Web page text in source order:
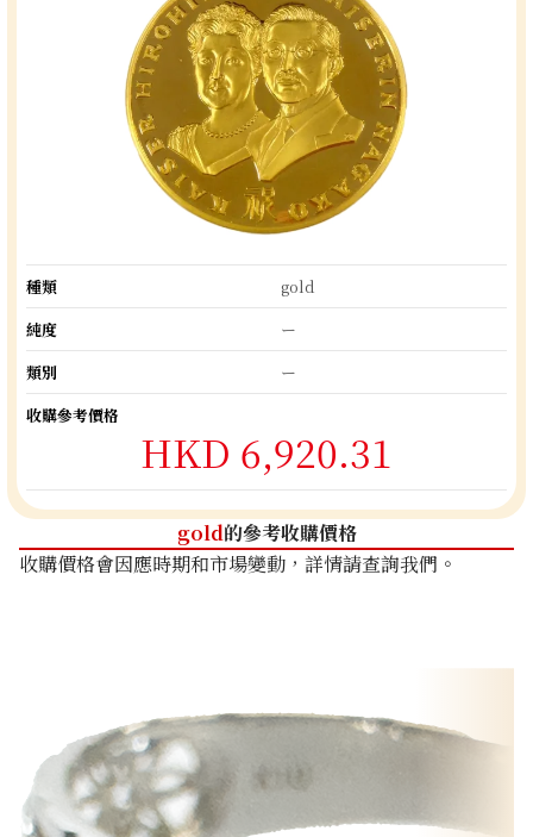
種類
gold
純度
ー
類別
ー
收購參考價格
HKD 6,920.31
gold的參考收購價格
收購價格會因應時期和市場變動，詳情請查詢我們。